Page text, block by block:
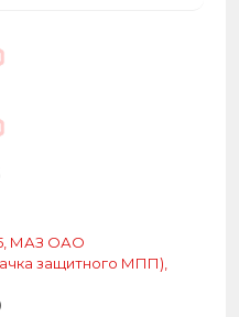
МАЗ ОАО
защитного МПП),